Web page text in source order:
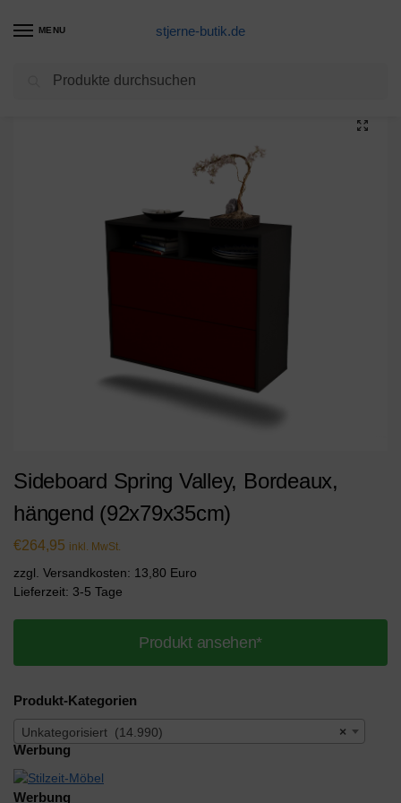
MENU stjerne-butik.de
Unkategorisiert / Sideboard Spring Valley, Bordeaux, hängend (92x79x35cm)
Sideboard Spring Valley, Bordeaux,
hängend (92x79x35cm)
€264,95 inkl. MwSt.
zzgl. Versandkosten: 13,80 Euro
Lieferzeit: 3-5 Tage
Produkt ansehen*
Produkt-Kategorien
×
Unkategorisiert (14.990)
Werbung
Werbung